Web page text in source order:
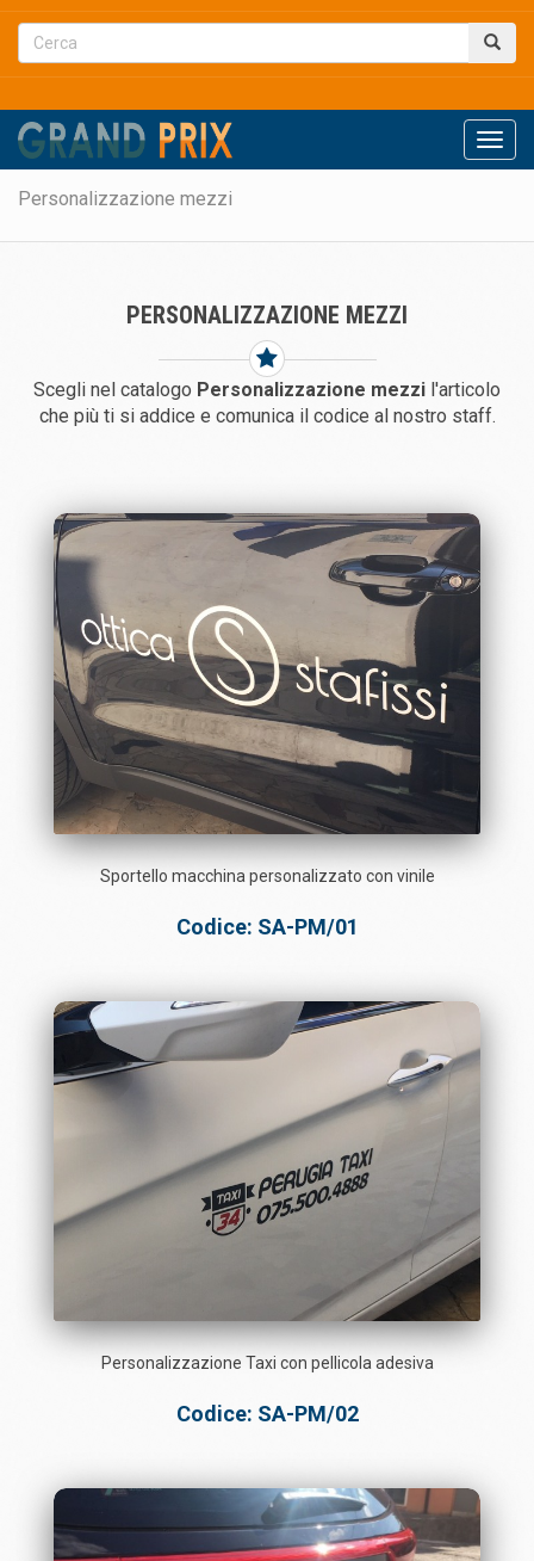
Menu
Personalizzazione mezzi
PERSONALIZZAZIONE MEZZI
Scegli nel catalogo Personalizzazione mezzi l'articolo
che più ti si addice e comunica il codice al nostro staff.
Sportello macchina personalizzato con vinile
Codice: SA-PM/01
Personalizzazione Taxi con pellicola adesiva
Codice: SA-PM/02